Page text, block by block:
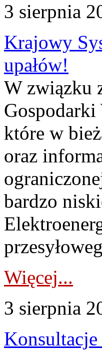
3 sierpnia
Krajowy
upałów!
W związku
które w
oraz
bardzo
Więcej...
3 sierpnia